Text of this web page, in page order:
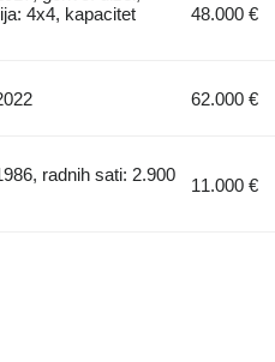
4x4, kapacitet
48.000 €
62.000 €
radnih sati: 2.900
11.000 €